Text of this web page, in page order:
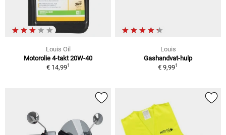
Louis Oil
Motorolie 4-takt 20W-40
€ 14,991
Louis
Gashandvat-hulp
€ 9,991